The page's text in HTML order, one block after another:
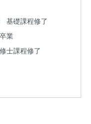
基礎課程修了
業
士課程修了